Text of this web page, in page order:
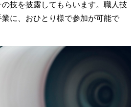
技を披露してもらいます。職人技
に、おひとり様で参加が可能で